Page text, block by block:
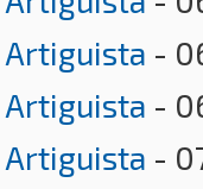
Artiguista -
Artiguista -
Artiguista -